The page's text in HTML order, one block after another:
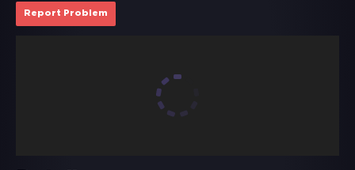
Report Problem